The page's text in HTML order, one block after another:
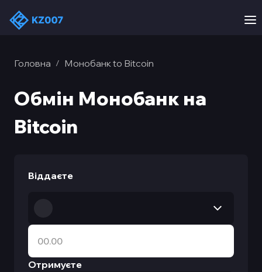
Головна / Монобанк to Bitcoin
Обмін Монобанк на
Bitcoin
Віддаєте
Отримуєте